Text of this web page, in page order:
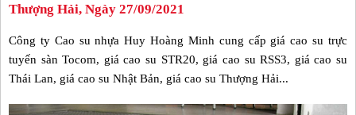
Thượng Hải, Ngày 27/09/2021
Công ty Cao su nhựa Huy Hoàng Minh cung cấp giá cao su trực
tuyến sàn Tocom, giá cao su STR20, giá cao su RSS3, giá cao su
Thái Lan, giá cao su Nhật Bản, giá cao su Thượng Hải...